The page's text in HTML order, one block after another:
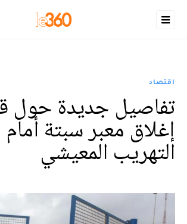
اقتصاد
تفاصيل جديدة حول
إغلاق معبر سبتة
التهريب المعيشي